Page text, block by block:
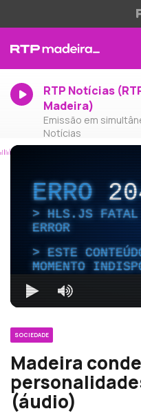
RTP Notícias
Madeira)
Emissão em
Notícias
ERRO
HLS.JS FATAL
ERROR
ESTE
MOMENTO
SOCIEDADE
Madeira
(áudio)